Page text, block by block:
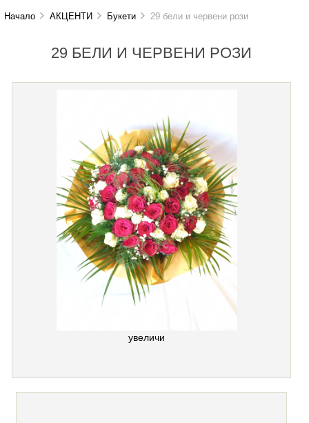
Начало АКЦЕНТИ Букети 29 бели и червени рози
29 БЕЛИ И ЧЕРВЕНИ РОЗИ
увеличи